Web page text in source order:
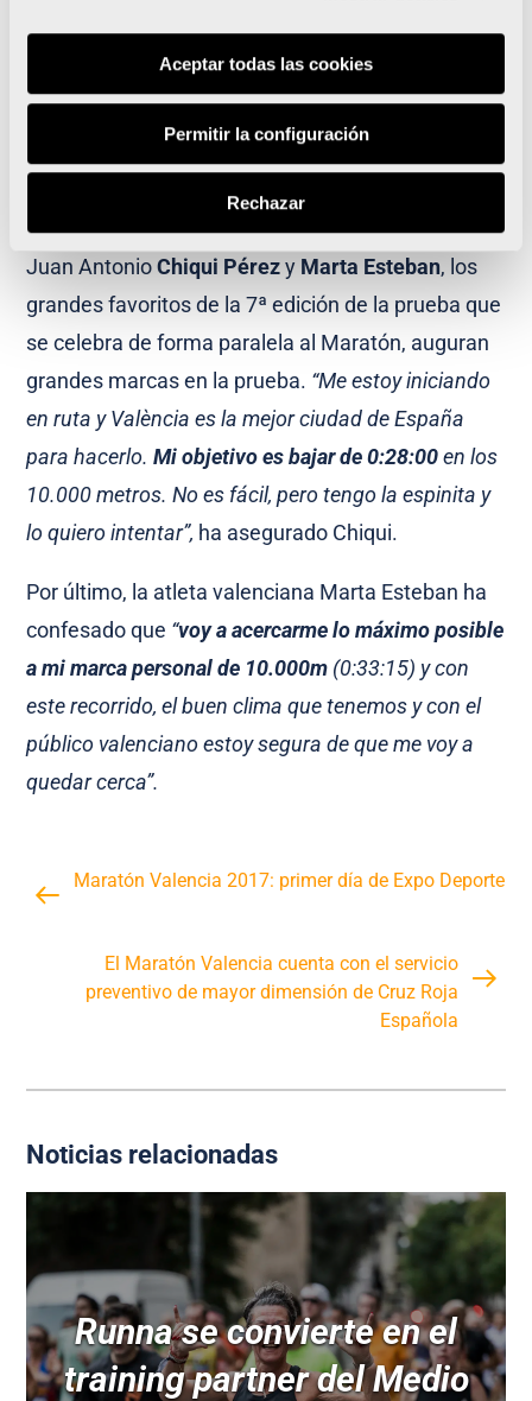
Aceptar todas las cookies
Permitir la configuración
Rechazar
mundo”. “Espero que disfrutemos todos del
Maratón y que los atletas consigan sus registros”,
ha declarado.
Juan AntonioChiqui Pérezy Marta Esteban, los
grandes favoritos de la 7ª edición de la prueba que
se celebra de forma paralela al Maratón, auguran
grandes marcas en la prueba. “Me estoy iniciando
en ruta y València es la mejor ciudad de España
para hacerlo.Mi objetivo es bajar de 0:28:00en los
10.000 metros. No es fácil, pero tengo la espinita y
lo quiero intentar”, ha asegurado Chiqui.
Por último, la atleta valenciana Marta Esteban ha
confesado que “voy a acercarme lo máximo posible
a mi marca personal de 10.000m (0:33:15) y con
este recorrido, el buen clima que tenemos y con el
público valenciano estoy segura de que me voy a
quedar cerca”.
Maratón Valencia 2017: primer día de Expo Deporte
El Maratón Valencia cuenta con el servicio
preventivo de mayor dimensión de Cruz Roja
Española
Noticias relacionadas
Runna se convierte en el
training partner del Medio